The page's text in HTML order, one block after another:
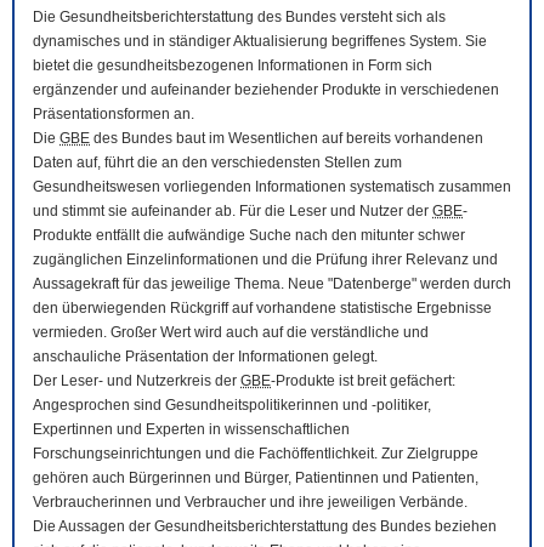
Die Gesundheitsberichterstattung des Bundes versteht sich als
dynamisches und in ständiger Aktualisierung begriffenes System. Sie
bietet die gesundheitsbezogenen Informationen in Form sich
ergänzender und aufeinander beziehender Produkte in verschiedenen
Präsentationsformen an.
Die GBE des Bundes baut im Wesentlichen auf bereits vorhandenen
Daten auf, führt die an den verschiedensten Stellen zum
Gesundheitswesen vorliegenden Informationen systematisch zusammen
und stimmt sie aufeinander ab. Für die Leser und Nutzer der GBE-
Produkte entfällt die aufwändige Suche nach den mitunter schwer
zugänglichen Einzelinformationen und die Prüfung ihrer Relevanz und
Aussagekraft für das jeweilige Thema. Neue "Datenberge" werden durch
den überwiegenden Rückgriff auf vorhandene statistische Ergebnisse
vermieden. Großer Wert wird auch auf die verständliche und
anschauliche Präsentation der Informationen gelegt.
Der Leser- und Nutzerkreis der GBE-Produkte ist breit gefächert:
Angesprochen sind Gesundheitspolitikerinnen und -politiker,
Expertinnen und Experten in wissenschaftlichen
Forschungseinrichtungen und die Fachöffentlichkeit. Zur Zielgruppe
gehören auch Bürgerinnen und Bürger, Patientinnen und Patienten,
Verbraucherinnen und Verbraucher und ihre jeweiligen Verbände.
Die Aussagen der Gesundheitsberichterstattung des Bundes beziehen